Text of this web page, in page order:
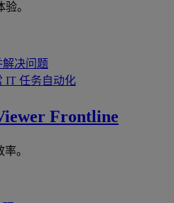
。
决问题
IT 任务自动化
Frontline
。